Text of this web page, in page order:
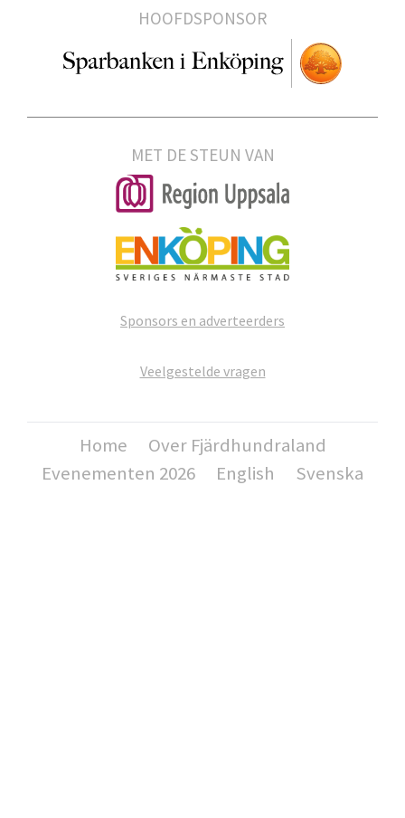
HOOFDSPONSOR
MET DE STEUN VAN
Sponsors en adverteerders
Veelgestelde vragen
Home
Over Fjärdhundraland
Evenementen 2026
English Svenska